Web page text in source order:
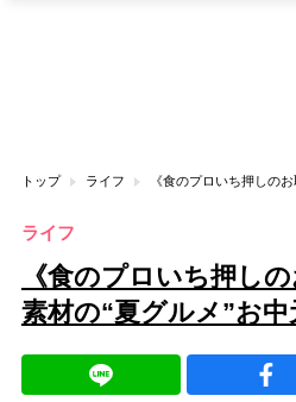
トップ ライフ
ライフ
《食のプロいち押し
素材の“夏グルメ”お中